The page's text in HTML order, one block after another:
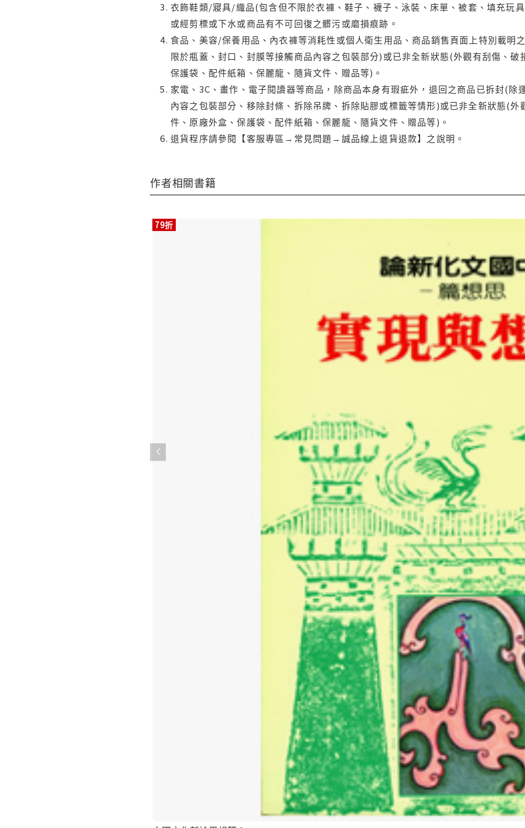
衣飾鞋類/寢具/織品(包含但不限於衣褲、鞋子、襪子、泳裝、床單、被套、填充玩
或經剪標或下水或商品有不可回復之髒污或磨損痕跡。
食品、美容/保養用品、內衣褲等消耗性或個人衛生用品、商品銷售頁面上特別載明
限於瓶蓋、封口、封膜等接觸商品內容之包裝部分)或已非全新狀態(外觀有刮傷、
保護袋、配件紙箱、保麗龍、隨貨文件、贈品等)。
家電、3C、畫作、電子閱讀器等商品，除商品本身有瑕疵外，退回之商品已拆封(
內容之包裝部分、移除封條、拆除吊牌、拆除貼膠或標籤等情形)或已非全新狀態(
件、原廠外盒、保護袋、配件紙箱、保麗龍、隨貨文件、贈品等)。
退貨程序請參閱【客服專區→常見問題→誠品線上退貨退款】之說明。
作者相關書籍
79折